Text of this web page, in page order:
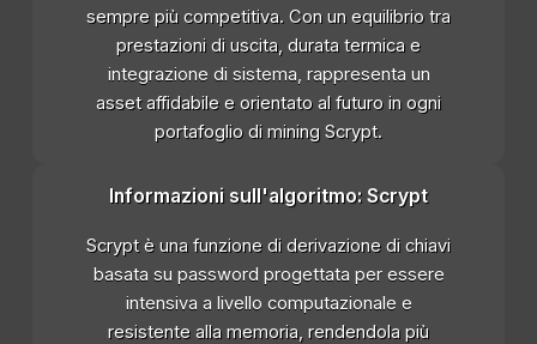
sempre più competitiva. Con un equilibrio tra
prestazioni di uscita, durata termica e
integrazione di sistema, rappresenta un
asset affidabile e orientato al futuro in ogni
portafoglio di mining Scrypt.
Informazioni sull'algoritmo: Scrypt
Scrypt è una funzione di derivazione di chiavi
basata su password progettata per essere
intensiva a livello computazionale e
resistente alla memoria, rendendola più